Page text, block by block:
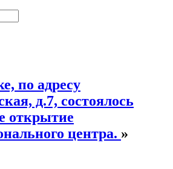
по адресу
д.7, состоялось
открытие
центра. »